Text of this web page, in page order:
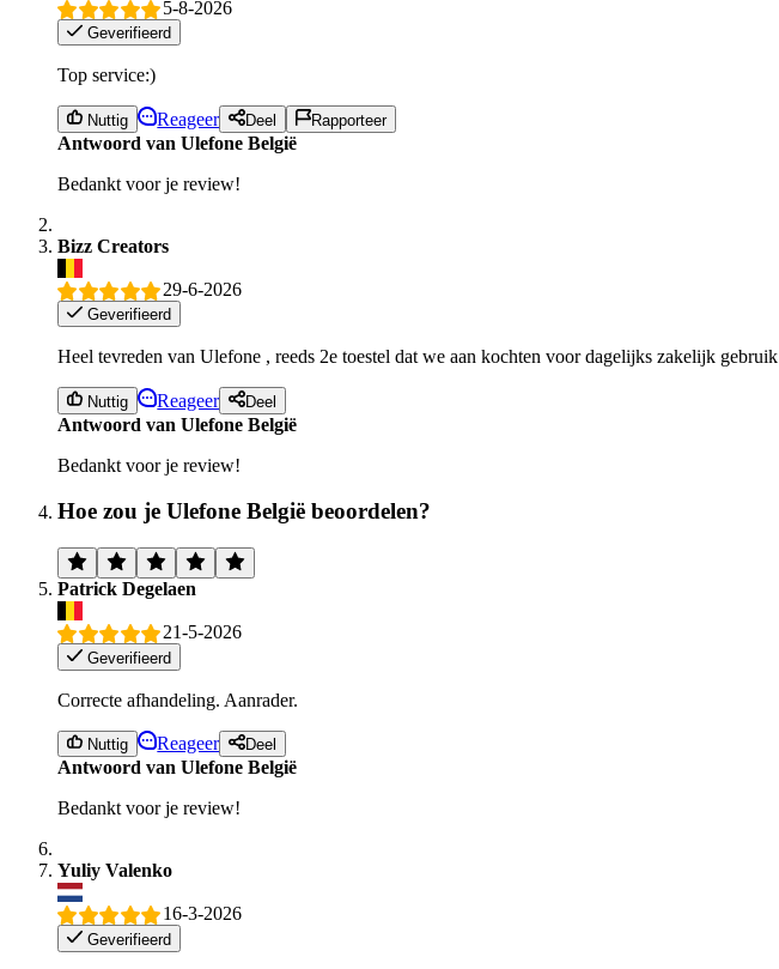
5-8-2026
Geverifieerd
Top service:)
Nuttig Reageer Deel Rapporteer
Antwoord van Ulefone België
Bedankt voor je review!
Bizz Creators
29-6-2026
Geverifieerd
Heel tevreden van Ulefone , reeds 2e toestel dat we aan kochten voor dagelijks zakelijk gebruik
Nuttig Reageer Deel
Antwoord van Ulefone België
Bedankt voor je review!
Hoe zou je Ulefone België beoordelen?
Patrick Degelaen
21-5-2026
Geverifieerd
Correcte afhandeling. Aanrader.
Nuttig Reageer Deel
Antwoord van Ulefone België
Bedankt voor je review!
Yuliy Valenko
16-3-2026
Geverifieerd